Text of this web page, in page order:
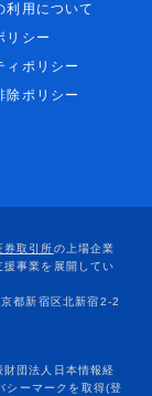
利用について
リシー
ィポリシー
除ポリシー